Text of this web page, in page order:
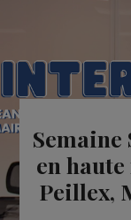
Semaine
en
Peillex,